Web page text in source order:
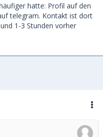
hatte: Profil auf den
telegram. Kontakt ist dort
1-3 Stunden vorher